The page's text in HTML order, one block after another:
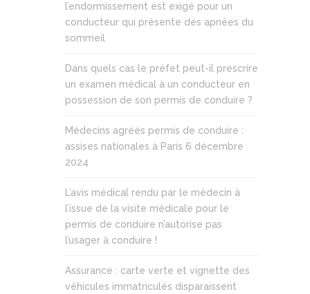
l’endormissement est exigé pour un
conducteur qui présente des apnées du
sommeil
Dans quels cas le préfet peut-il prescrire
un examen médical à un conducteur en
possession de son permis de conduire ?
Médecins agréés permis de conduire :
assises nationales à Paris 6 décembre
2024
L’avis médical rendu par le médecin à
l’issue de la visite médicale pour le
permis de conduire n’autorise pas
l’usager à conduire !
Assurance : carte verte et vignette des
véhicules immatriculés disparaissent